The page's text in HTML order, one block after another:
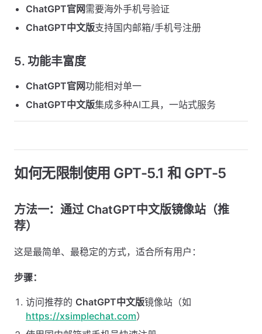
ChatGPT官网需要海外手机号验证
ChatGPT中文版支持国内邮箱/手机号注册
5.功能丰富度
ChatGPT官网功能相对单一
ChatGPT中文版集成多种AI工具，一站式服务
如何无限制使用 GPT-5.1 和 GPT-5
方法一：通过 ChatGPT中文版镜像站（推
荐）
这是最简单、最稳定的方式，适合所有用户：
步骤：
访问推荐的 ChatGPT中文版镜像站（如
https://xsimplechat.com）